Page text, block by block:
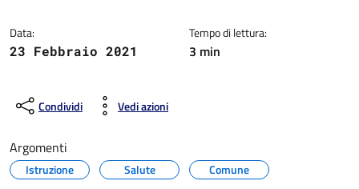
Data:
23 Febbraio 2021
Tempo di lettura:
3 min
Condividi Vedi azioni
Argomenti
Istruzione Salute
Comune